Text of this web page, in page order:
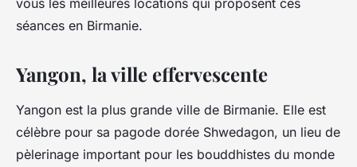
séances en Birmanie.
Yangon, la ville effervescente
Yangon est la plus grande ville de Birmanie. Elle est
célèbre pour sa pagode dorée Shwedagon, un lieu de
pèlerinage important pour les bouddhistes du monde